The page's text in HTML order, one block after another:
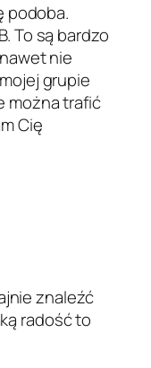
podoba.
To są bardzo
nie
grupie
można trafić
Cię
znaleźć
radość to